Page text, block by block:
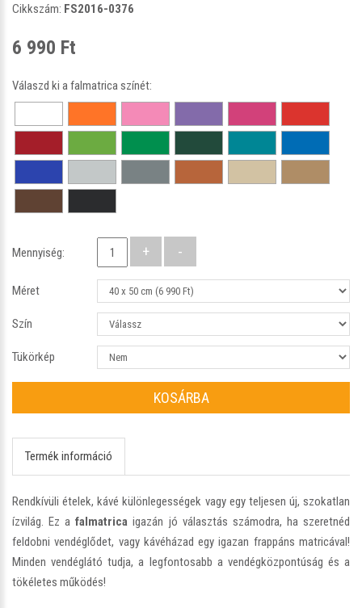
Cikkszám: FS2016-0376
6 990 Ft
Válaszd ki a falmatrica színét:
Mennyiség:
Méret
Szín
Tükörkép
KOSÁRBA
Termék információ
Rendkívüli ételek, kávé különlegességek vagy egy teljesen új, szokatlan
ízvilág. Ez afalmatrica igazán jó választás számodra, ha szeretnéd
feldobni vendéglődet, vagy kávéházad egy igazan frappáns matricával!
Minden vendéglátó tudja, a legfontosabb a vendégközpontúság és a
tökéletes működés!